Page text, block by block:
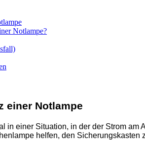
Notlampe?
einer Notlampe
in einer Situation, in der der Strom
helfen, den